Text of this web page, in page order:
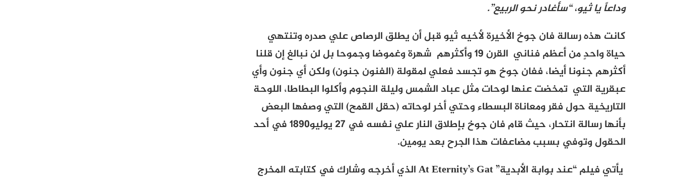
وداعاً يا ثيو، “سأغادر نحو الربيع”.
كانت هذه رسالة فان جوخ الأخيرة لأخيه ثيو قبل أن يطلق الرصاص علي صدره وتنتهي
حياة واحدٍ من أعظم فناني القرن 19 وأكثرهم شهرة وغموضا وجموحا بل لن نبالغ إن قلنا
أكثرهم جنونا أيضا، ففان جوخ هو تجسد فعلي لمقولة (الفنون جنون) ولكن أي جنون وأي
عبقرية التي تمخضت عنها لوحات مثل عباد الشمس وليلة النجوم وأكلوا البطاطا، اللوحة
التاريخية حول فقر ومعاناة البسطاء وحتي أخر لوحاته (حقل القمح) التي وصفها البعض
بأنها رسالة انتحار، حيث قام فان جوخ بإطلاق النار علي نفسه في 27 يوليو1890 في أحد
الحقول وتوفي بسبب مضاعفات هذا الجرح بعد يومين.
يأتي فيلم “عند بوابة الأبدية”At Eternity’s Gatالذي أخرجه وشارك في كتابته المخرج